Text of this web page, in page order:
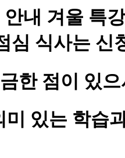
내 겨울 특
심 식사는 신
한 점이 있
미 있는 학습